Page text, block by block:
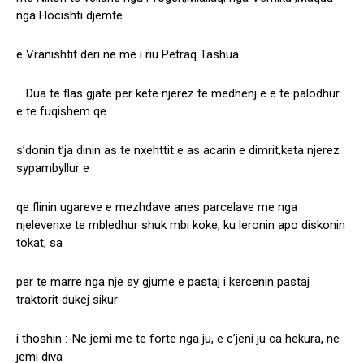
nga Hocishti djemte
e Vranishtit deri ne me i riu Petraq Tashua
….Dua te flas gjate per kete njerez te medhenj e e te palodhur
e te fuqishem qe
s’donin t’ja dinin as te nxehttit e as acarin e dimrit,keta njerez
sypambyllur e
qe flinin ugareve e mezhdave anes parcelave me nga
njelevenxe te mbledhur shuk mbi koke, ku leronin apo diskonin
tokat, sa
per te marre nga nje sy gjume e pastaj i kercenin pastaj
traktorit dukej sikur
i thoshin :-Ne jemi me te forte nga ju, e c’jeni ju ca hekura, ne
jemi diva